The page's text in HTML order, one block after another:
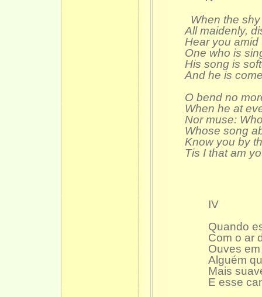
When the
All maidenly,
Hear you
One who is
His song is
And he is
O bend no
When he at
Nor muse:
Whose song
Know you by
Tis I that am
IV
Quando
Com o ar
Ouves
Alguém
Mais
E esse